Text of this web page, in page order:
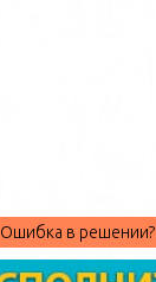
Ошибка в решении?